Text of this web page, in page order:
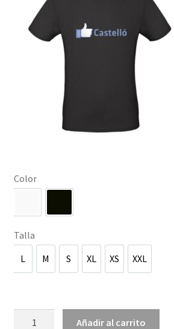
Color
Talla
L
L
M
M
S
S
XL
XL
XS
XS
XXL
XXL
Añadir al carrito